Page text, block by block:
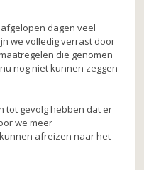
dagen veel
we volledig verrast door
die genomen
nog niet kunnen zeggen
tot gevolg hebben dat er
we meer
afreizen naar het